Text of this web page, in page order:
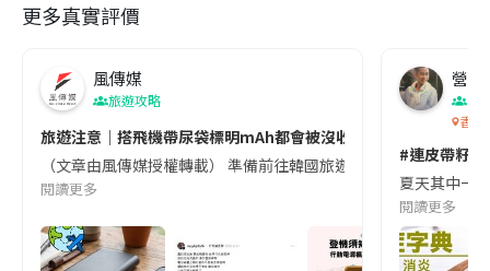
更多真實評價
風傳媒
旅遊攻略
旅遊注意｜搭飛機帶尿袋標明mAh都會被沒收😱出發前切記檢查
（文章由風傳媒授權轉載） 準備前往韓國旅遊的民眾，近期要
閱讀更多
營養
香港
#連皮帶籽
夏天其中一
閱讀更多